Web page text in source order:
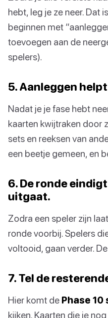
hebt, leg je ze neer. Dat
beginnen met
toevoegen aan de
spelers).
5. Aanleggen
Nadat je je fase hebt
kaarten kwijtraken door
sets en reeksen van
een beetje gemeen, en
6. De ronde
uitgaat.
Zodra een speler zijn
ronde voorbij. Spelers
voltooid, gaan verder.
7. Tel de
Hier komt de Phase 10
kijken. Kaarten die je